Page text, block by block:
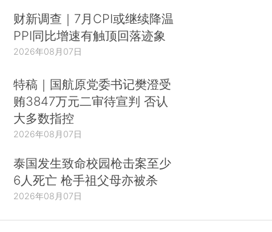
财新调查｜7月CPI或继续降温
PPI同比增速有触顶回落迹象
2026年08月07日
特稿｜国航原党委书记樊澄受
贿3847万元二审待宣判 否认
大多数指控
2026年08月07日
泰国发生致命校园枪击案至少
6人死亡 枪手祖父母亦被杀
2026年08月07日